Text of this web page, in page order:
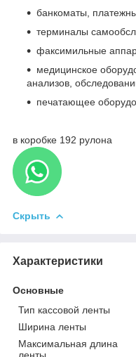
банкоматы,
терминалы
факсимильные
медицинское
анализов,
печатающее
в коробке 192 рулона
Скрыть
Характеристики
Основные
Тип кассовой ленты
Ширина ленты
Максимальная длина
ленты